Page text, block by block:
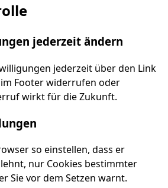
jederzeit ändern
jederzeit über den Link
im Footer widerrufen oder
wirkt für die Zukunft.
so einstellen, dass er
nur Cookies bestimmter
Sie vor dem Setzen warnt.